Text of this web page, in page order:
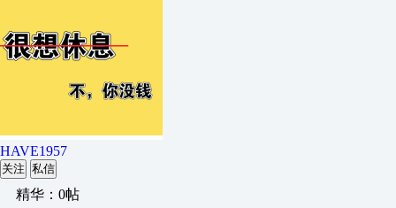
HAVE1957
关注 私信
精华：0帖